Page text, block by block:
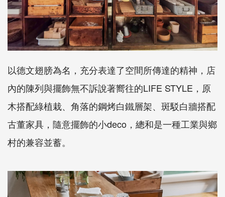
以德文翅膀為名，充分表達了空間所傳達的精神，店
內的陳列與擺飾無不訴說著嚮往的LIFE STYLE，原
木搭配綠植栽、角落的鋼烤白鐵層架、斑駁白牆搭配
古董家具，隨意擺飾的小deco，總和是一種工業與鄉
村的兼容並蓄。